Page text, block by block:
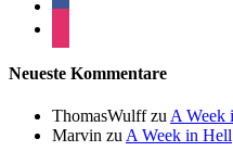
Neueste Kommentare
ThomasWulffzu A Week
Marvin zu A Week in Hell